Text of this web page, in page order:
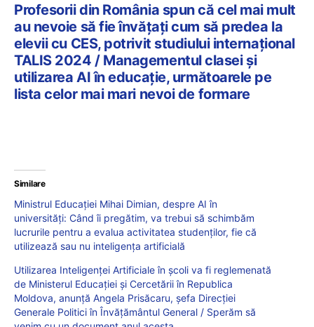
Profesorii din România spun că cel mai mult
au nevoie să fie învățați cum să predea la
elevii cu CES, potrivit studiului internațional
TALIS 2024 / Managementul clasei și
utilizarea AI în educație, următoarele pe
lista celor mai mari nevoi de formare
Similare
Ministrul Educației Mihai Dimian, despre AI în
universități: Când îi pregătim, va trebui să schimbăm
lucrurile pentru a evalua activitatea studenților, fie că
utilizează sau nu inteligența artificială
Utilizarea Inteligenței Artificiale în școli va fi reglemenată
de Ministerul Educației și Cercetării în Republica
Moldova, anunță Angela Prisăcaru, șefa Direcției
Generale Politici în Învățământul General / Sperăm să